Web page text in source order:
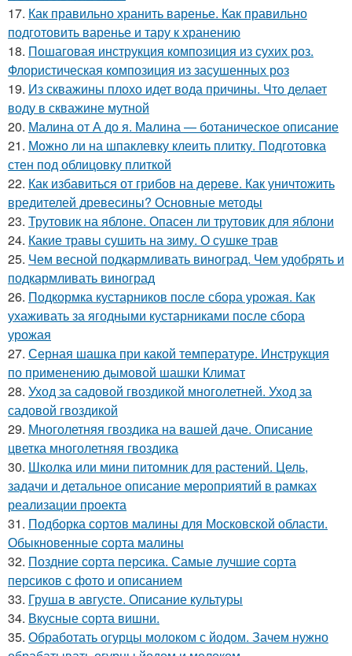
17. Как правильно хранить варенье. Как правильно
подготовить варенье и тару к хранению
18. Пошаговая инструкция композиция из сухих роз.
Флористическая композиция из засушенных роз
19. Из скважины плохо идет вода причины. Что делает
воду в скважине мутной
20. Малина от А до я. Малина — ботаническое описание
21. Можно ли на шпаклевку клеить плитку. Подготовка
стен под облицовку плиткой
22. Как избавиться от грибов на дереве. Как уничтожить
вредителей древесины? Основные методы
23. Трутовик на яблоне. Опасен ли трутовик для яблони
24. Какие травы сушить на зиму. О сушке трав
25. Чем весной подкармливать виноград. Чем удобрять и
подкармливать виноград
26. Подкормка кустарников после сбора урожая. Как
ухаживать за ягодными кустарниками после сбора
урожая
27. Серная шашка при какой температуре. Инструкция
по применению дымовой шашки Климат
28. Уход за садовой гвоздикой многолетней. Уход за
садовой гвоздикой
29. Многолетняя гвоздика на вашей даче. Описание
цветка многолетняя гвоздика
30. Школка или мини питомник для растений. Цель,
задачи и детальное описание мероприятий в рамках
реализации проекта
31. Подборка сортов малины для Московской области.
Обыкновенные сорта малины
32. Поздние сорта персика. Самые лучшие сорта
персиков с фото и описанием
33. Груша в августе. Описание культуры
34. Вкусные сорта вишни.
35. Обработать огурцы молоком с йодом. Зачем нужно